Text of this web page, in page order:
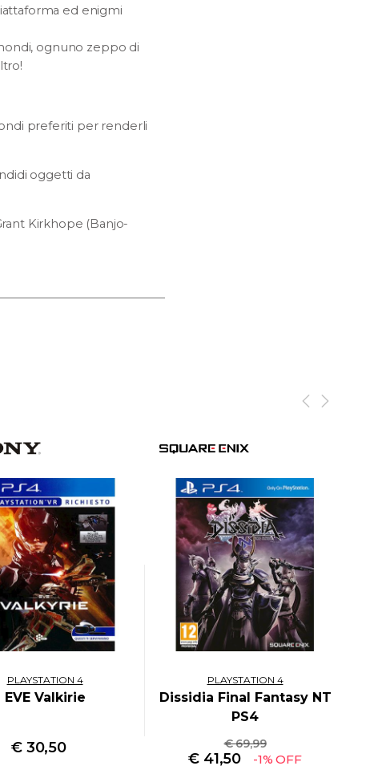
ed enigmi
ognuno zeppo di
preferiti per renderli
oggetti da
Kirkhope (Banjo-
PLAYSTATION 4
EVE Valkirie
€ 30,50
PLAYSTATION 4
Dissidia Final Fantasy NT
PS4
€ 69,99
€ 41,50 -1% OFF